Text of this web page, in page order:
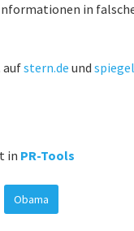
in
aufstern.de und
in PR-Tools
Obama